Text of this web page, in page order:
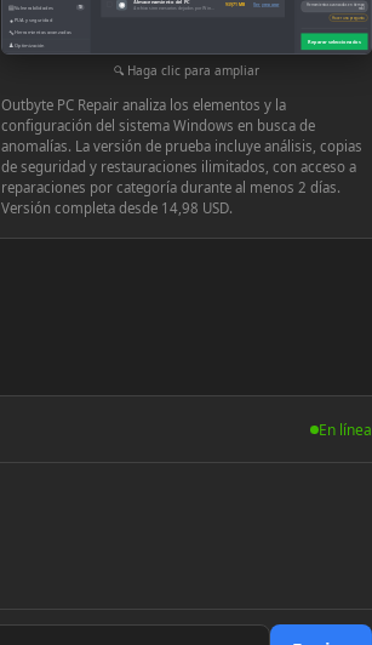
▤Vulnerabilidades 10
● PUA y seguridad
🔧Herramientas avanzadas
♟Optimización
◉ Archivos innecesarios dejados por Windows o las aplicaciones
939,71 MB Ver y reparar Herramientas avanzadas en tiempo
real
Hacer una pregunta
Reparar seleccionados
Haga clic para ampliar
Outbyte PC Repair analiza los elementos y la
configuración del sistema Windows en busca de
anomalías. La versión de prueba incluye análisis, copias
de seguridad y restauraciones ilimitados, con acceso a
reparaciones por categoría durante al menos 2 días.
Versión completa desde 14,98 USD.
En línea